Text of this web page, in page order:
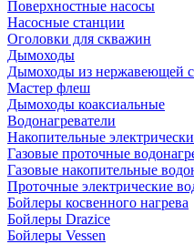
Поверхностные насосы
Насосные станции
Оголовки для скважин
Дымоходы
Дымоходы из нержавеющей
Мастер флеш
Дымоходы коаксиальные
Водонагреватели
Накопительные
Газовые проточные
Газовые накопительные
Проточные электрические
Бойлеры косвенного нагрева
Бойлеры Drazice
Бойлеры Vessen